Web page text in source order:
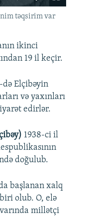
təqsirim var
ikinci
19 il keçir.
də Elçibəyin
və yaxınları
edirlər.
1938-ci il
doğulub.
başlanan xalq
olub. O, elə
millətçi